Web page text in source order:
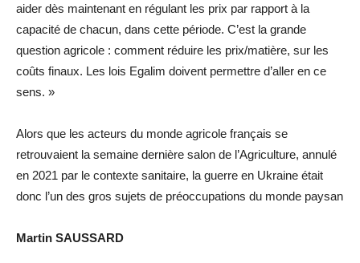
aider dès maintenant en régulant les prix par rapport à la
capacité de chacun, dans cette période. C’est la grande
question agricole : comment réduire les prix/matière, sur les
coûts finaux. Les lois Egalim doivent permettre d’aller en ce
sens. »
Alors que les acteurs du monde agricole français se
retrouvaient la semaine dernière salon de l’Agriculture, annulé
en 2021 par le contexte sanitaire, la guerre en Ukraine était
donc l’un des gros sujets de préoccupations du monde paysan
Martin SAUSSARD